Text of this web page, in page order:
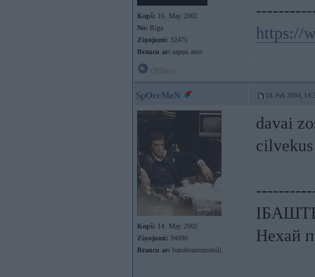
Kopš: 16. May 2002
No: Rīga
Ziņojumi: 32475
Braucu ar: sapņu auto
https://
SpOrcMeN 18. Feb 2004,
Kopš: 14. May 2002
Ziņojumi: 34090
Braucu ar: banderautomobili
davai
cilvekus
Нехай